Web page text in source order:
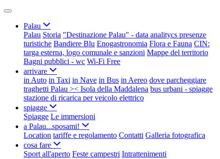
Palau
Palau Storia "Destinazione Palau" - data analitycs presenze
turistiche Bandiere Blu Enogastronomia Flora e Fauna CIN:
targa esterna, logo comunale e sanzioni Mappe del territorio
Bagni pubblici - wc Wi-Fi Free
arrivare
in Auto in Taxi in Nave in Bus in Aereo dove parcheggiare
traghetti Palau >< Isola della Maddalena bus urbani - spiagge
stazione di ricarica per veicolo elettrico
spiagge
Spiagge Le immersioni
a Palau...sposami!
Location tariffe e regolamento Contatti Galleria fotografica
cosa fare
Sport all'aperto Feste campestri Intrattenimenti